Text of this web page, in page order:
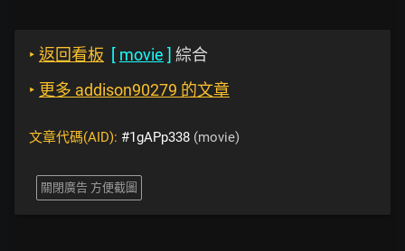
‣ 返回看板 [ movie ] 綜合
‣ 更多 addison90279 的文章
文章代碼(AID): #1gAPp338 (movie)
關閉廣告 方便截圖